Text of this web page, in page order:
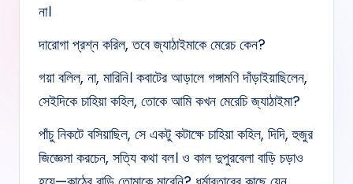
না।
দারোগা প্রশ্ন করিল, তবে জ্যাঠাইমাকে মেরেচ কেন?
গয়া বলিল, না, মারিনি। কবাটের আড়ালে গঙ্গামণি দাঁড়াইয়াছিলেন,
সেইদিকে চাহিয়া কহিল, তোকে আমি কখন মেরেচি জ্যাঠাইমা?
পাঁচু নিকটে বসিয়াছিল, সে একটু কটাক্ষে চাহিয়া কহিল, দিদি, হুজুর
জিজ্ঞেসা করচেন, সত্যি কথা বল। ও কাল দুপুরবেলা বাড়ি চড়াও